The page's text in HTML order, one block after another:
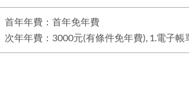
首年年費：首年免年費